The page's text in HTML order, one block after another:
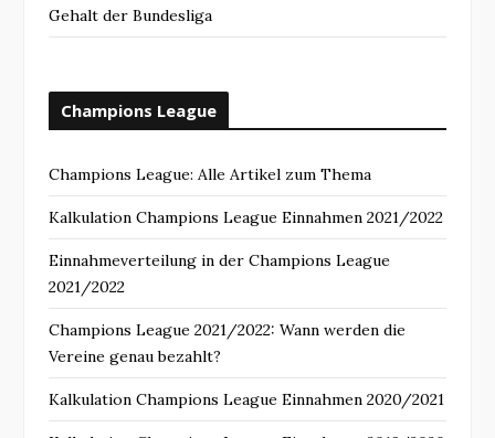
Gehalt der Bundesliga
Champions League
Champions League: Alle Artikel zum Thema
Kalkulation Champions League Einnahmen 2021/2022
Einnahmeverteilung in der Champions League
2021/2022
Champions League 2021/2022: Wann werden die
Vereine genau bezahlt?
Kalkulation Champions League Einnahmen 2020/2021